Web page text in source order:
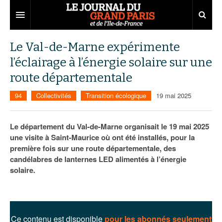
Territoires
Aménagement
Collectivités
Services urbains
Entreprises
Développement économique
Attractivité
Innovation
Marchés publics
Départements
77
78
92
Nominations
Portraits
Les Assises du Grand Paris
Éditions précédentes
Le podcast
Lire les résumés
Le Val-de-Marne expérimente
l’éclairage à l’énergie solaire sur une
route départementale
94 Collectivités Transition écologique 19 mai 2025
Le département du Val-de-Marne organisait le 19 mai 2025
une visite à Saint-Maurice où ont été installés, pour la
première fois sur une route départementale, des
candélabres de lanternes LED alimentés à l’énergie
solaire.
Ce contenu est disponible pour les abonnés seulement